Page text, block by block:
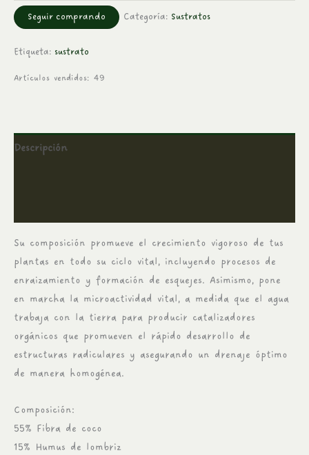
Seguir comprando Categoría: Sustratos
Etiqueta: sustrato
Artículos vendidos: 49
Descripción
Su composición promueve el crecimiento vigoroso de tus
plantas en todo su ciclo vital, incluyendo procesos de
enraizamiento y formación de esquejes. Asimismo, pone
en marcha la microactividad vital, a medida que el agua
trabaja con la tierra para producir catalizadores
orgánicos que promueven el rápido desarrollo de
estructuras radiculares y asegurando un drenaje óptimo
de manera homogénea.
Composición:
55% Fibra de coco
15% Humus de lombriz